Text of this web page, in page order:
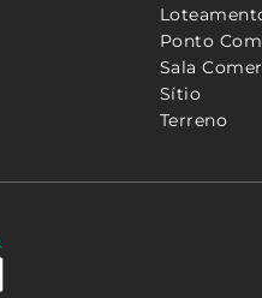
Ponto
Sala
Sítio
Terreno